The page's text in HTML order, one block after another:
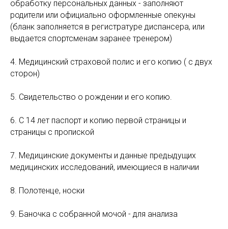
обработку персональных данных - заполняют
родители или официально оформленные опекуны
(бланк заполняется в регистратуре диспансера, или
выдается спортсменам заранее тренером)
4. Медицинский страховой полис и его копию ( с двух
сторон)
5. Свидетельство о рождении и его копию.
6. С 14 лет паспорт и копию первой страницы и
страницы с пропиской
7. Медицинские документы и данные предыдущих
медицинских исследований, имеющиеся в наличии
8. Полотенце, носки
9. Баночка с собранной мочой - для анализа